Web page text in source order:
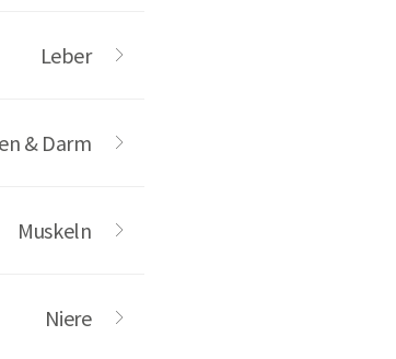
Leber
& Darm
Muskeln
Niere